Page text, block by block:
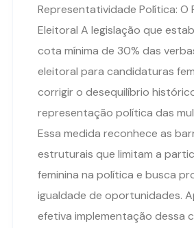
Representatividade Política: O
Eleitoral A legislação que
cota mínima de 30% das
eleitoral para candidaturas
corrigir o desequilíbrio
representação política das
Essa medida reconhece as
estruturais que limitam a
feminina na política e busca
igualdade de oportunidades.
efetiva implementação dessa